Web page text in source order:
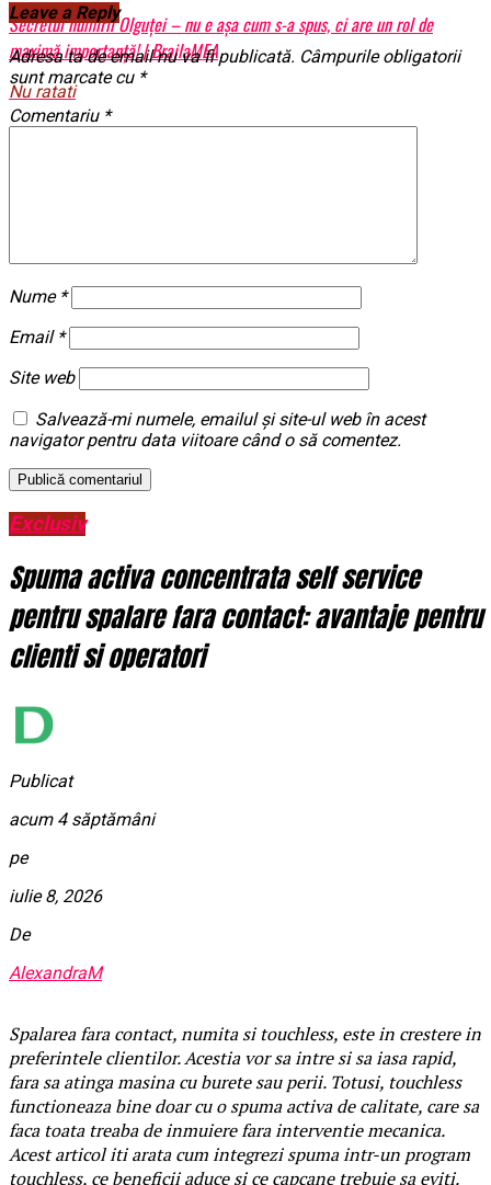
Secretul numirii Olguţei – nu e așa cum s-a spus, ci are un rol de
maximă importanță! | BrailaMEA
Nu ratati
”Jos mâinile de pe Venezuela!” | BrailaMEA
Leave a Reply
Adresa ta de email nu va fi publicată. Câmpurile obligatorii
sunt marcate cu *
Comentariu *
Nume *
Email *
Site web
Salvează-mi numele, emailul și site-ul web în acest
navigator pentru data viitoare când o să comentez.
Exclusiv
Spuma activa concentrata self service
pentru spalare fara contact: avantaje pentru
clienti si operatori
Publicat
acum 4 săptămâni
pe
iulie 8, 2026
De
AlexandraM
Spalarea fara contact, numita si touchless, este in crestere in
preferintele clientilor. Acestia vor sa intre si sa iasa rapid,
fara sa atinga masina cu burete sau perii. Totusi, touchless
functioneaza bine doar cu o spuma activa de calitate, care sa
faca toata treaba de inmuiere fara interventie mecanica.
Acest articol iti arata cum integrezi spuma intr-un program
touchless, ce beneficii aduce si ce capcane trebuie sa eviti.